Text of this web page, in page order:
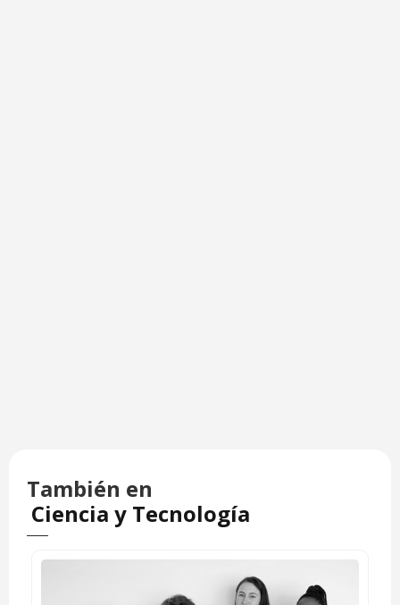
También en
Ciencia y Tecnología